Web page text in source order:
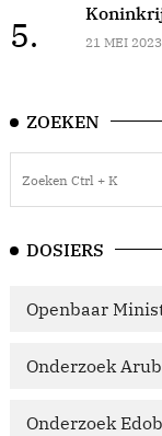
5. 21 MEI 2023
ZOEKEN
DOSIERS
Openbaar
Onderzoek
Onderzoek